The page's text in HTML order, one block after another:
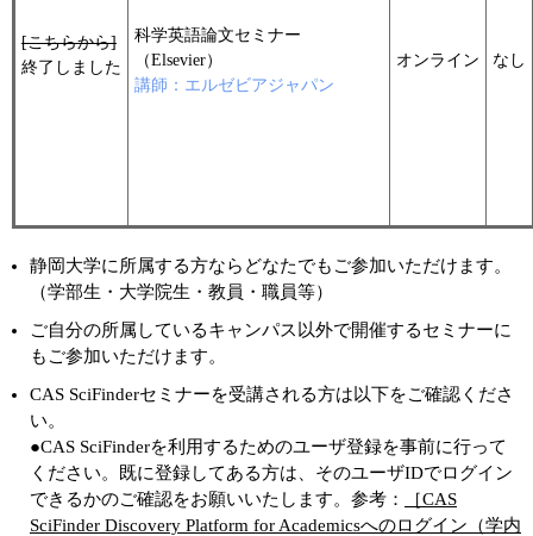
[こちらから]
終了しました
科学英語論文セミナー
（Elsevier）
講師：エルゼビアジャパン
オンライン なし
静岡大学に所属する方ならどなたでもご参加いただけます。
（学部生・大学院生・教員・職員等）
ご自分の所属しているキャンパス以外で開催するセミナーに
もご参加いただけます。
CAS SciFinderセミナーを受講される方は以下をご確認くださ
い。
●CAS SciFinderを利用するためのユーザ登録を事前に行って
ください。既に登録してある方は、そのユーザIDでログイン
できるかのご確認をお願いいたします。参考：
［CAS
SciFinder Discovery Platform for Academicsへのログイン（学内